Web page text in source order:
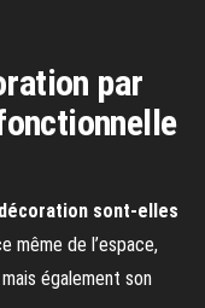
par
sont-elles
même de l’espace,
également son